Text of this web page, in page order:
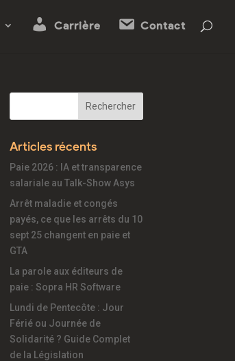
Carrière Contact
Articles récents
Paie 2026 : IA et transparence
salariale au Talk-Show Asys
Arrêt maladie et congés
payés, ce que les arrêts du 10
sept 25 changent en paie et
GTA
La parole aux éditeurs de
paie : Sopra HR Software
Lundi de Pentecôte : Jour
Férié ou Journée de
Solidarité ? Guide Complet
de la Législation